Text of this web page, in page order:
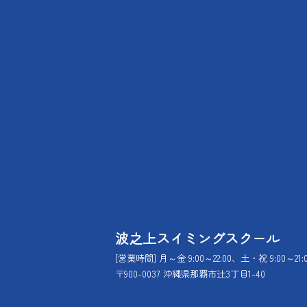
波之上スイミングスクール
[営業時間] 月～金 9:00～22:00、土・祝 9:00～
〒900-0037 沖縄県那覇市辻3丁目1-40